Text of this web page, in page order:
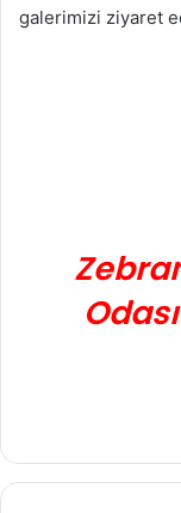
galerimizi ziyaret